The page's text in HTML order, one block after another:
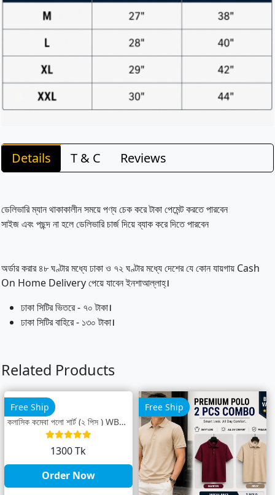
Details T & C Reviews
ডেলিভারি ম্যান থাকাকালীন সময়ে পণ্য চেক করে টাকা পেমেন্ট করতে পারবেন
সাইজ এবং পছন্দ না হলে ডেলিভারি চার্জ দিয়ে ব্যাক করে দিতে পারবেন
অর্ডার করার ৪৮ ঘণ্টার মধ্যে ঢাকা ও ৭২ ঘণ্টার মধ্যে দেশের যে কোন যায়গায় Cash
On Home Delivery পেয়ে যাবেন ইনশাআল্লাহ্‌।
ঢাকা সিটির ভিতরে - ৭০ টাকা।
ঢাকা সিটির বাহিরে - ১৩০ টাকা।
Related Products
Free Ship
ক্লাসিক কম্বো পলো শার্ট (২ পিস ) WBL-27
1300 Tk
Order Now
Free Ship